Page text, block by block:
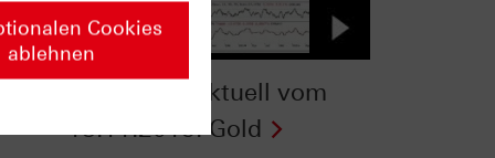
Zertifikate Aktuell vom
18.11.2015: Gold
Cookies
ablehnen